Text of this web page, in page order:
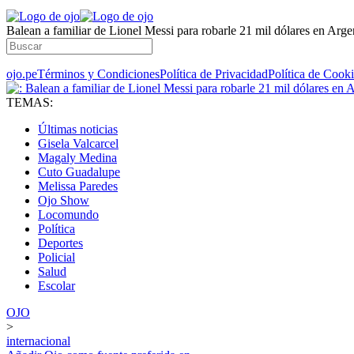
Balean a familiar de Lionel Messi para robarle 21 mil dólares en
ojo.peTérminos y CondicionesPolítica de PrivacidadPolítica de
TEMAS:
Últimas noticias
Gisela Valcarcel
Magaly Medina
Cuto Guadalupe
Melissa Paredes
Ojo Show
Locomundo
Política
Deportes
Policial
Salud
Escolar
OJO
>
internacional